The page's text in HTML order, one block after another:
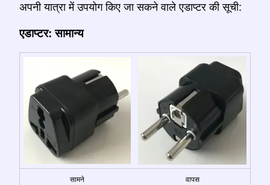
अपनी यात्रा में उपयोग किए जा सकने वाले एडाप्टर की सूची:
एडाप्टर: सामान्य
सामने वापस